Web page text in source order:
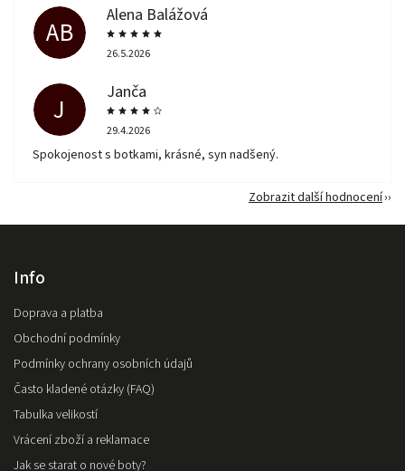
AB
Alena Balážová
26.5.2026
J
Janča
29.4.2026
Spokojenost s botkami, krásné, syn nadšený.
Zobrazit další hodnocení
Info
Doprava a platba
Obchodní podmínky
Podmínky ochrany osobních údajů
Často kladené otázky (FAQ)
Tabulka velikostí
Vrácení zboží a reklamace
Jak se starat o nové boty?